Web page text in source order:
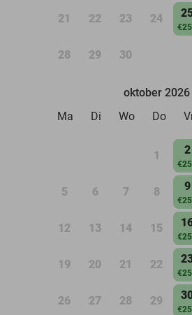
21 22 23 24
28 29 30
oktober 2026
Ma
Di Wo Do
1 2
5 6 7 8 9
12 13 14 15
19 20 21 22
26 27 28 29